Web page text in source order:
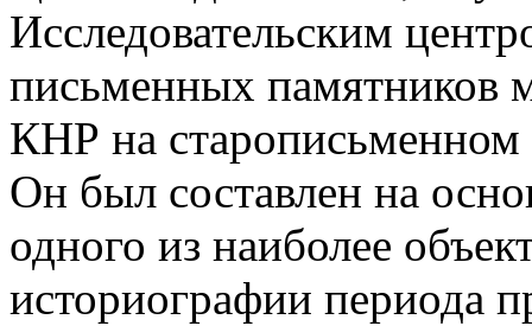
Исследовательским
письменных
КНР на старописьменном
Он был составлен на
одного из наиболее
историографии периода